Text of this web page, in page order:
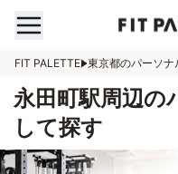
FIT PALETTE 東京都のパーソナ
永田町駅周辺の
して探す